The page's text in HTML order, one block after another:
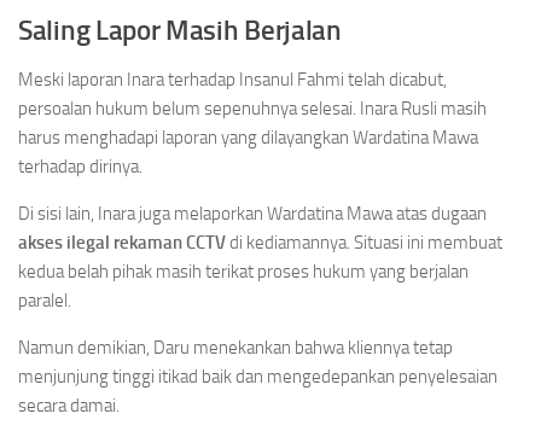
Saling Lapor Masih Berjalan
Meski laporan Inara terhadap Insanul Fahmi telah dicabut,
persoalan hukum belum sepenuhnya selesai. Inara Rusli masih
harus menghadapi laporan yang dilayangkan Wardatina Mawa
terhadap dirinya.
Di sisi lain, Inara juga melaporkan Wardatina Mawa atas dugaan
akses ilegal rekaman CCTVdi kediamannya. Situasi ini membuat
kedua belah pihak masih terikat proses hukum yang berjalan
paralel.
Namun demikian, Daru menekankan bahwa kliennya tetap
menjunjung tinggi itikad baik dan mengedepankan penyelesaian
secara damai.